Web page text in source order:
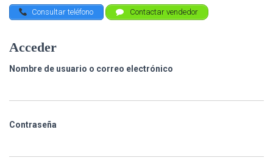
Consultar teléfono Contactar vendedor
Acceder
Nombre de usuario o correo electrónico
Contraseña